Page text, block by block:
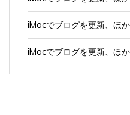
iMacでブログを更新、ほか
iMacでブログを更新、ほか